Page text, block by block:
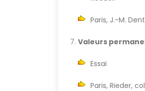
Paris, J.-M.
Valeurs
Essai
Paris, Rieder,